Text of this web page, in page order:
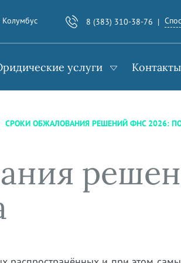
Колумбус 8 (383) 310-38-76
услуги Контакты
СРОКИ ОБЖАЛОВАНИЯ РЕШЕНИЙ ФНС 2026: